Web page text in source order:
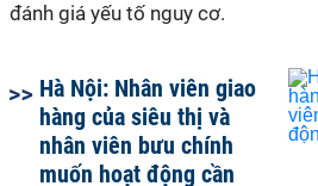
đánh giá yếu tố nguy cơ.
Hà Nội: Nhân viên giao
hàng của siêu thị và
nhân viên bưu chính
muốn hoạt động cần